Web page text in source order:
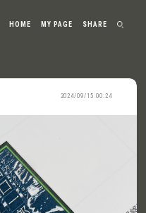
HOME MY PAGE SHARE
2024/09/15 00:24